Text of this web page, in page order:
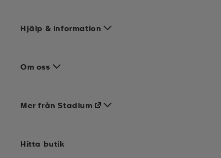
Hjälp & information
Om oss
Mer från Stadium
Hitta butik